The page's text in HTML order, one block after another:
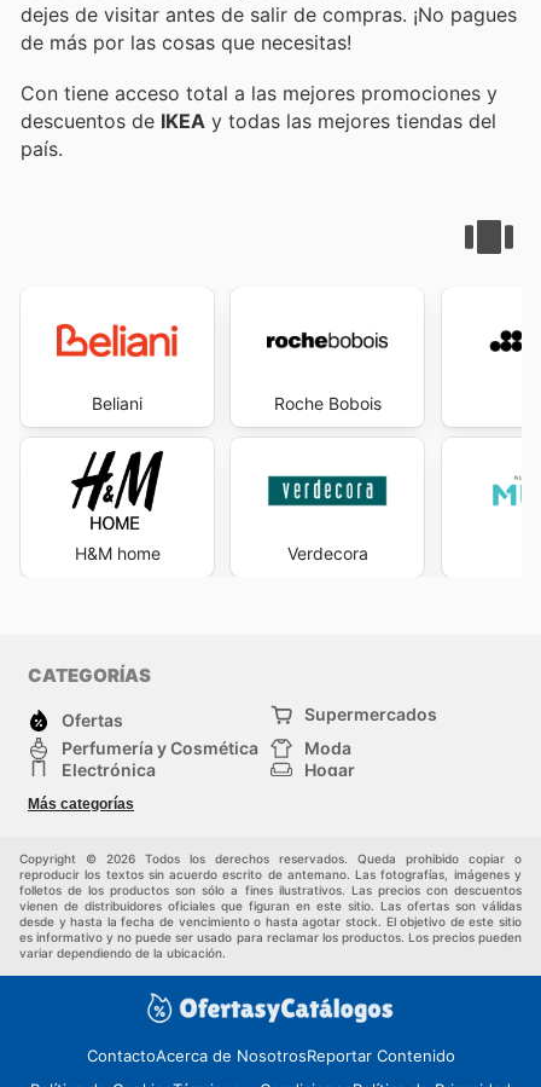
dejes de visitar antes de salir de compras. ¡No pagues
de más por las cosas que necesitas!
Con tiene acceso total a las mejores promociones y
descuentos de IKEA y todas las mejores tiendas del
país.
Beliani
H&M home
Roche Bobois
Verdecora
CATEGORÍAS
Ofertas
Supermercados
Perfumería y Cosmética
Moda
Electrónica
Hogar
Deporte
Juguetes y bebés
Más categorías
Copyright © 2026 Todos los derechos reservados. Queda prohibido copiar o
reproducir los textos sin acuerdo escrito de antemano. Las fotografías, imágenes y
folletos de los productos son sólo a fines ilustrativos. Las precios con descuentos
vienen de distribuidores oficiales que figuran en este sitio. Las ofertas son válidas
desde y hasta la fecha de vencimiento o hasta agotar stock. El objetivo de este sitio
es informativo y no puede ser usado para reclamar los productos. Los precios pueden
variar dependiendo de la ubicación.
ContactoAcerca de NosotrosReportar Contenido